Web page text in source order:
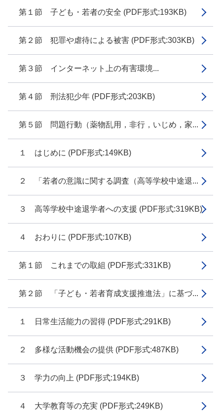
第１節 子ども・若者の安全 (PDF形式:193KB)
第２節 犯罪や虐待による被害 (PDF形式:303KB)
第３節 インターネット上の有害環境...
第４節 刑法犯少年 (PDF形式:203KB)
第５節 問題行動（薬物乱用，非行，いじめ，家...
１ はじめに (PDF形式:149KB)
２ 「若者の意識に関する調査（高等学校中途退...
３ 高等学校中途退学者への支援 (PDF形式:319KB)
４ おわりに (PDF形式:107KB)
第１節 これまでの取組 (PDF形式:331KB)
第２節 「子ども・若者育成支援推進法」に基づ...
１ 日常生活能力の習得 (PDF形式:291KB)
２ 多様な活動機会の提供 (PDF形式:487KB)
３ 学力の向上 (PDF形式:194KB)
４ 大学教育等の充実 (PDF形式:249KB)